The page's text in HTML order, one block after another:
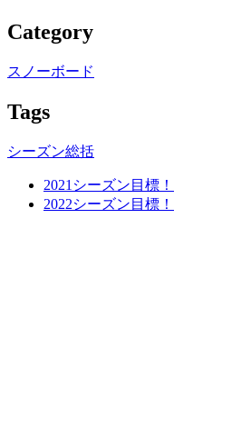
Category
スノーボード
Tags
シーズン総括
2021シーズン目標！
2022シーズン目標！